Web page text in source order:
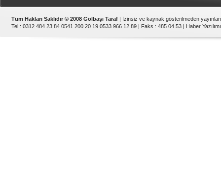
Tüm Hakları Saklıdır © 2008 Gölbaşı Taraf | İzinsiz ve kaynak gösterilmeden
Tel : 0312 484 23 84 0541 200 20 19 0533 966 12 89 | Faks : 485 04 53 | Haber Yazılımı